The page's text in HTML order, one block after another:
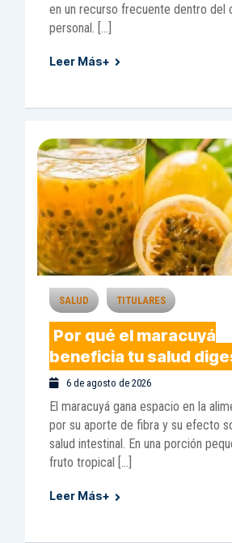
en un recurso frecuente dentro del
personal. […]
Leer Más+
SALUD TITULARES
Por qué el maracuyá
beneficia tu salud
6 de agosto de 2026
El maracuyá gana espacio en la
por su aporte de fibra y su efecto
salud intestinal. En una porción
fruto tropical […]
Leer Más+